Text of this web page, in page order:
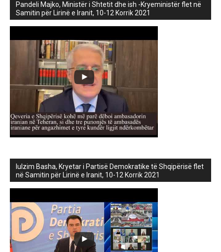
Pandeli Majko, Ministër i Shtetit dhe ish -Kryeministër flet në
Samitin për Lirinë e Iranit, 10-12 Korrik 2021
lulzim Basha, Kryetar i Partisë Demokratike të Shqipërisë flet
në Samitin për Lirinë e Iranit, 10-12 Korrik 2021